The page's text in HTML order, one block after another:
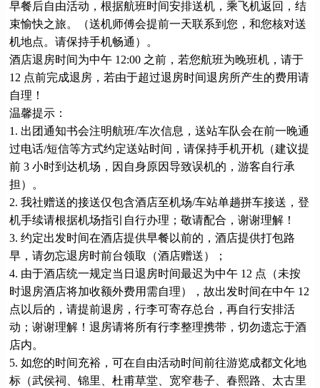
早餐后自由活动，根据航班时间安排送机，乘飞机返回，结
束愉快之旅。（送机师傅会提前一天联系到您，和您核对送
机地点。请保持手机畅通）。
酒店退房时间为中午 12:00 之前，若您航班为晚班机，请于
12 点前完成退房，若由于超过退房时间退房所产生的费用请
自理！
温馨提示：
1. 出团通知书会注明航班/车次信息，送站车队会在前一晚通
过电话/短信等方式约定送站时间，请保持手机开机（建议提
前 3 小时到达机场，因自身原因导致误机的，游客自行承
担）。
2. 我社赠送的接送仅包含酒店至机场/车站单趟拼车接送，登
机手续请根据机场指引自行办理；敬请配合，谢谢理解！
3. 约定出发时间在酒店提供早餐以前的，酒店提供打包路
早，请勿忘退房时前台领取（酒店赠送）；
4. 由于酒店统一规定当日退房时间最迟为中午 12 点（未按
时退房酒店将加收额外费用需自理），故出发时间在中午 12
点以后的，请提前退房，行李可寄存总台，再自行安排活
动；谢谢理解！退房请将所有行李整理携带，切勿遗忘于酒
店内。
5. 如您的时间充裕，可在自由活动时间前往游览成都文化地
标（武侯祠、锦里、杜甫草堂、宽窄巷子、春熙路、太古里